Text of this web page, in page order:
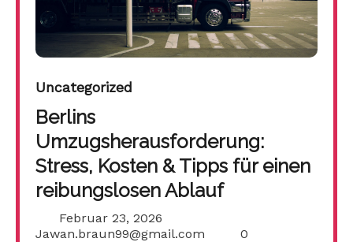
Uncategorized
Berlins
Umzugsherausforderung:
Stress, Kosten & Tipps für einen
reibungslosen Ablauf
Februar 23, 2026
Jawan.braun99@gmail.com
0